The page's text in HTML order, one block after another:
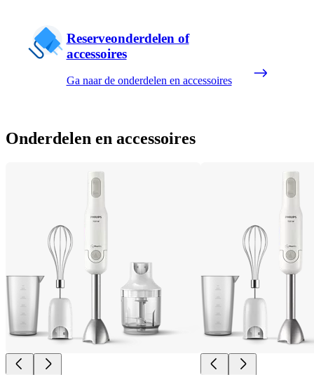
Reserveonderdelen of
accessoires
Ga naar de onderdelen en accessoires
Onderdelen en accessoires